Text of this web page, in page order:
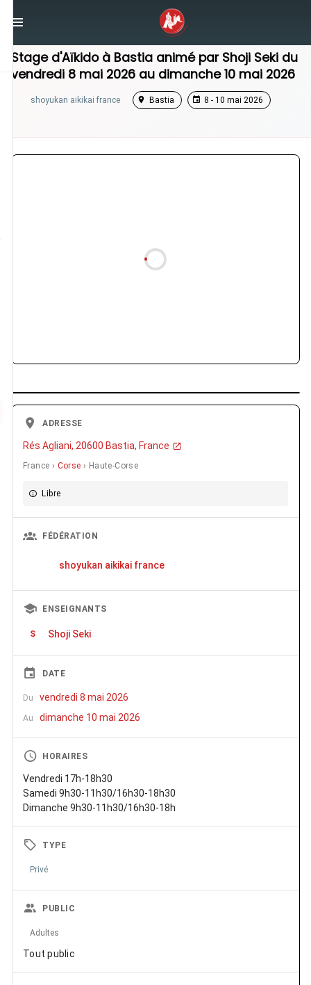
Stage d'Aïkido à Bastia animé par Shoji Seki du
vendredi 8 mai 2026 au dimanche 10 mai 2026
shoyukan aikikai france Bastia 8 - 10 mai 2026
ADRESSE
Rés Agliani, 20600 Bastia, France
France › Corse › Haute-Corse
Libre
FÉDÉRATION
shoyukan aikikai france
ENSEIGNANTS
S Shoji Seki
DATE
Du vendredi 8 mai 2026
Au dimanche 10 mai 2026
HORAIRES
Vendredi 17h-18h30
Samedi 9h30-11h30/16h30-18h30
Dimanche 9h30-11h30/16h30-18h
TYPE
Privé
PUBLIC
Adultes
Tout public